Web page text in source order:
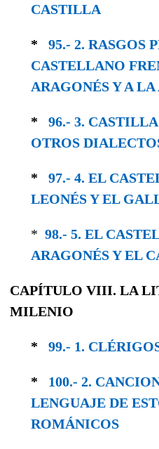
CASTILLA
* 95.- 2. RASGOS
CASTELLANO
ARAGONÉS Y A
* 96.- 3.
OTROS
* 97.- 4. EL
LEONÉS Y EL
* 98.- 5. EL
ARAGONÉS Y EL
CAPÍTULO VIII. LA
MILENIO
* 99.- 1.
* 100.- 2.
LEN­GUAJE DE
ROMÁNICOS